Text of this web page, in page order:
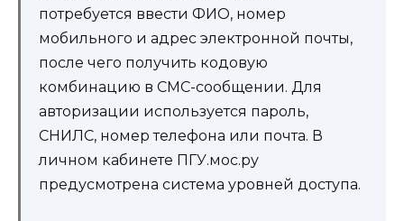
потребуется ввести ФИО, номер
мобильного и адрес электронной почты,
после чего получить кодовую
комбинацию в СМС-сообщении. Для
авторизации используется пароль,
СНИЛС, номер телефона или почта. В
личном кабинете ПГУ.мос.ру
предусмотрена система уровней доступа.